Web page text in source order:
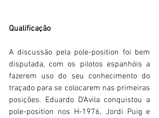
Qualificação
A discussão pela pole-position foi bem
disputada, com os pilotos espanhóis a
fazerem uso do seu conhecimento do
traçado para se colocarem nas primeiras
posições. Eduardo D’Avila conquistou a
pole-position nos H-1976, Jordi Puig e